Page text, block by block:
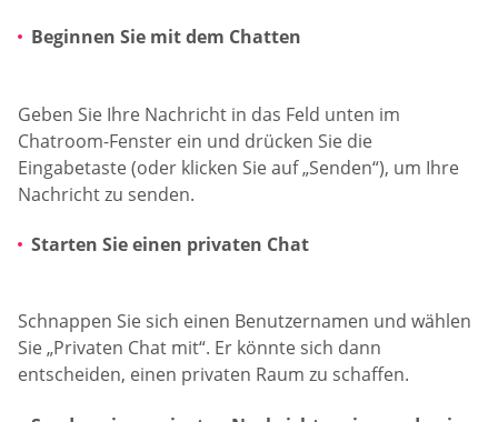
Beginnen Sie mit dem Chatten
Geben Sie Ihre Nachricht in das Feld unten im
Chatroom-Fenster ein und drücken Sie die
Eingabetaste (oder klicken Sie auf „Senden“), um Ihre
Nachricht zu senden.
Starten Sie einen privaten Chat
Schnappen Sie sich einen Benutzernamen und wählen
Sie „Privaten Chat mit“. Er könnte sich dann
entscheiden, einen privaten Raum zu schaffen.